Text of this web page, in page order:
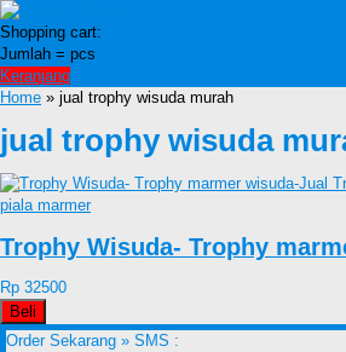
Shopping cart:
Jumlah = pcs
Keranjang
Home » jual trophy wisuda murah
jual trophy wisuda
Trophy Wisuda- Trophy
Rp 32500
Beli
Order Sekarang » SMS :